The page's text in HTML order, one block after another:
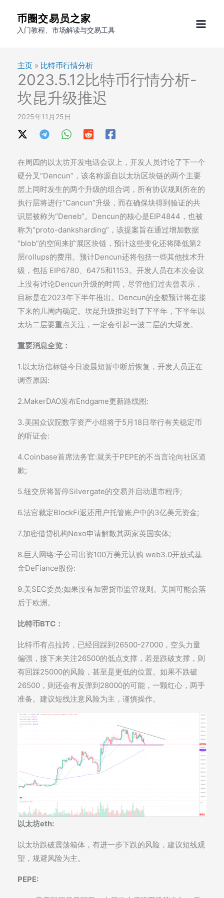
币圈交易员之家
入门教程、市场解读与交易工具
主页 » 比特币行情分析
2023.5.12比特币行情分析-
坎昆升级推迟
2025年11月25日
在周四的以太坊开发电话会议上，开发人员讨论了下一个
硬分叉“Dencun”，该名称源自以太坊区块链的两个主要
层上同时发生的两个升级的组合词，所有协议规则所在的
执行层将进行“Cancun”升级，而在确保块得到验证的共
识层被称为“Deneb”。Dencun的核心是EIP4844，也被
称为“proto-danksharding”，该提案旨在通过增加数据
“blob”的空间来扩展区块链，预计这些变化还将降低第2
层rollups的费用。预计Dencun还将包括一些其他技术升
级，包括 EIP6780、6475和1153。开发人员在本次会议
上没有讨论Dencun升级的时间，尽管他们过去曾表示，
目标是在2023年下半年推出。Dencun的全貌预计将在接
下来的几周内确定。坎昆升级推迟到了下半年，下半年以
太坊二层要重点关注，一定会引起一波二层的大爆发。
重要消息全览：
1.以太坊信标链今日凌晨短暂中断后恢复，开发人员正在
调查原因:
2.MakerDAO发布Endgame更新路线图:
3.美国众议院数字资产小组将于5月18日举行有关稳定币
的听证会:
4.Coinbase首席法务官:就关于PEPE的不当言论向社区道
歉;
5.纽交所将暂停Silvergate的交易并启动退市程序;
6.法官裁定BlockFi返还用户托管账户中的3亿美元资金;
7.加密借贷机构Nexo申请解散其两家英国实体;
8.巨人网络:子公司出资100万美元认购 web3.0开放式基
金DeFiance股份:
9.美SEC委员:如果没有加密货币监管规则。美国可能会落
后于欧洲。
比特币BTC：
比特币有点拉跨，已经回踩到26500-27000，空头力量
偏强，接下来关注26500的低点支撑，若是跌破支撑，则
有回踩25000的风险，甚至是更低的位置。如果不跌破
26500，则还会有反弹到28000的可能，一颗红心，两手
准备。建议短线注意风险为主，谨慎操作。
以太坊eth:
以太坊跌破震荡箱体，有进一步下跌的风险，建议短线观
望，规避风险为主。
PEPE: